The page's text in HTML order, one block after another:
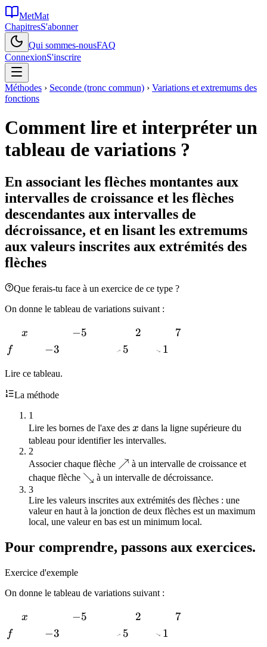
MetMat
ChapitresS'abonner
Qui sommes-nousFAQ
ConnexionS'inscrire
Méthodes › Seconde (tronc commun) › Variations et extremums des
fonctions
Comment lire et interpréter un
tableau de variations ?
En associant les flèches montantes aux
intervalles de croissance et les flèches
descendantes aux intervalles de
décroissance, et en lisant les extremums
aux valeurs inscrites aux extrémités des
flèches
Que ferais-tu face à un exercice de ce type ?
On donne le tableau de variations suivant :
x
x -5
−5 2
2 7
7
ff -3
−3 5
5 1
1
Lire ce tableau.
La méthode
1
Lire les bornes de l'axe des x
x dans la ligne supérieure du
tableau pour identifier les intervalles.
2
Associer chaque flèche \nearrow
↗ à un intervalle de croissance et
chaque flèche \searrow
↘ à un intervalle de décroissance.
3
Lire les valeurs inscrites aux extrémités des flèches : une
valeur en haut à la jonction de deux flèches est un maximum
local, une valeur en bas est un minimum local.
Pour comprendre, passons aux exercices.
Exercice d'exemple
On donne le tableau de variations suivant :
x
x -5
−5 2
2 7
7
ff -3
−3 5
5 1
1